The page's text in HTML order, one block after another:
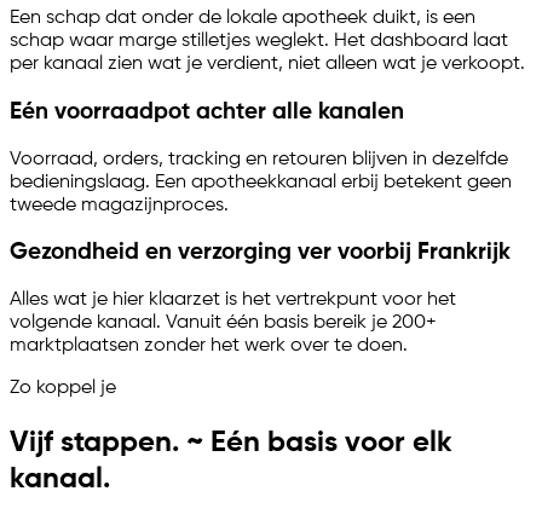
Een schap dat onder de lokale apotheek duikt, is een
schap waar marge stilletjes weglekt. Het dashboard laat
per kanaal zien wat je verdient, niet alleen wat je verkoopt.
Eén voorraadpot achter alle kanalen
Voorraad, orders, tracking en retouren blijven in dezelfde
bedieningslaag. Een apotheekkanaal erbij betekent geen
tweede magazijnproces.
Gezondheid en verzorging ver voorbij Frankrijk
Alles wat je hier klaarzet is het vertrekpunt voor het
volgende kanaal. Vanuit één basis bereik je 200+
marktplaatsen zonder het werk over te doen.
Zo koppel je
Vijf stappen. ~ Eén basis voor elk
kanaal.